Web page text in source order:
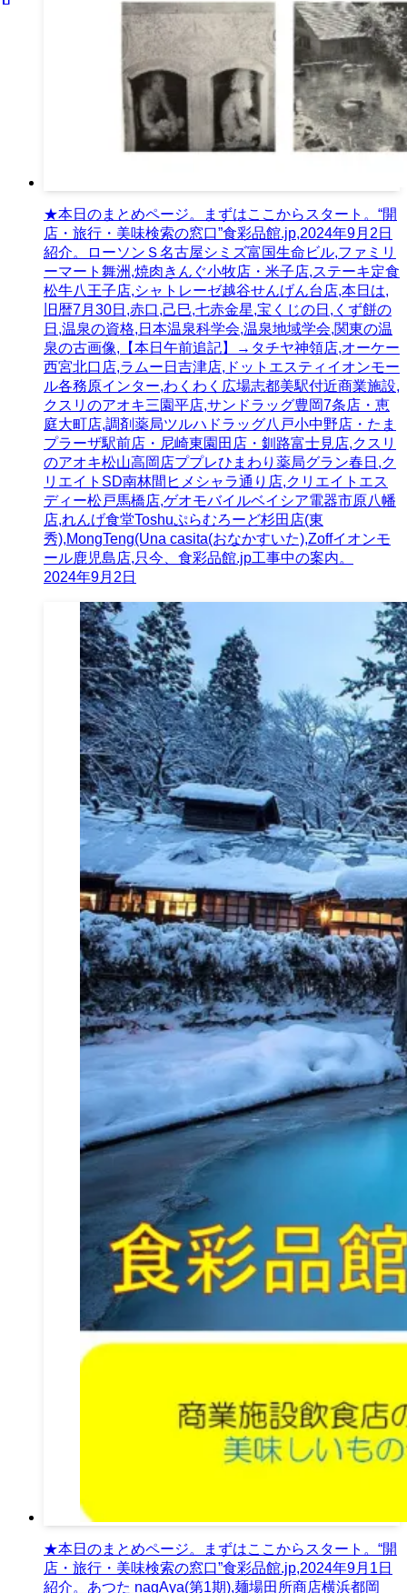
★本日のまとめページ。まずはここからスタート。“開
店・旅行・美味検索の窓口”食彩品館.jp,2024年9月2日
紹介。ローソンＳ名古屋シミズ富国生命ビル,ファミリ
ーマート舞洲,焼肉きんぐ小牧店・米子店,ステーキ定食
松牛八王子店,シャトレーゼ越谷せんげん台店,本日は,
旧暦7月30日,赤口,己巳,七赤金星,宝くじの日,くず餅の
日,温泉の資格,日本温泉科学会,温泉地域学会,関東の温
泉の古画像,【本日午前追記】→タチヤ神領店,オーケー
西宮北口店,ラムー日吉津店,ドットエスティイオンモー
ル各務原インター,わくわく広場志都美駅付近商業施設,
クスリのアオキ三園平店,サンドラッグ豊岡7条店・恵
庭大町店,調剤薬局ツルハドラッグ八戸小中野店・たま
プラーザ駅前店・尼崎東園田店・釧路富士見店,クスリ
のアオキ松山高岡店ププレひまわり薬局グラン春日,ク
リエイトSD南林間ヒメシャラ通り店,クリエイトエス
ディー松戸馬橋店,ゲオモバイルベイシア電器市原八幡
店,れんげ食堂Toshuぷらむろーど杉田店(東
秀),MongTeng(Una casita(おなかすいた),Zoffイオンモ
ール鹿児島店,只今、食彩品館.jp工事中の案内。
2024年9月2日
★本日のまとめページ。まずはここからスタート。“開
店・旅行・美味検索の窓口”食彩品館.jp,2024年9月1日
紹介。あつた nagAya(第1期),麺場田所商店横浜都岡